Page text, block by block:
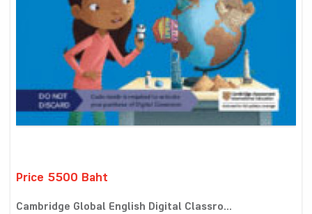
Price 5500 Baht
Cambridge Global English Digital Classro...